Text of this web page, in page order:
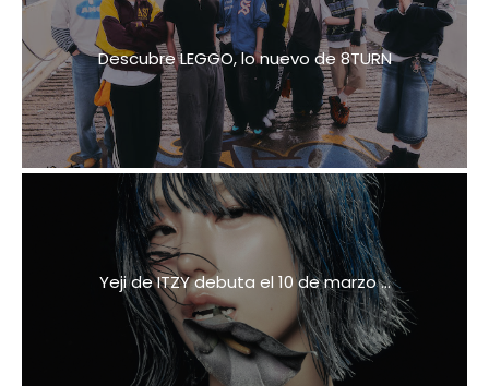
Descubre LEGGO, lo nuevo de 8TURN
Yeji de ITZY debuta el 10 de marzo ...